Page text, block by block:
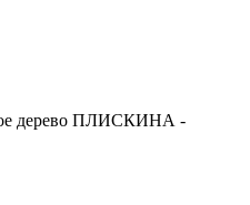
дерево ПЛИСКИНА -